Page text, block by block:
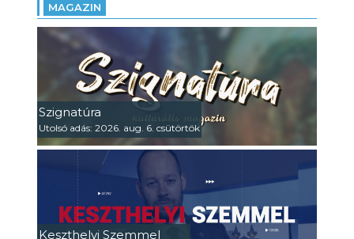
MAGAZIN
Szignatúra
Utolsó adás: 2026. aug. 6. csütörtök
Keszthelyi Szemmel